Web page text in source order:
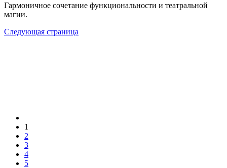
Гармоничное сочетание функциональности и театральной
магии.
Следующая страница
1
2
3
4
5